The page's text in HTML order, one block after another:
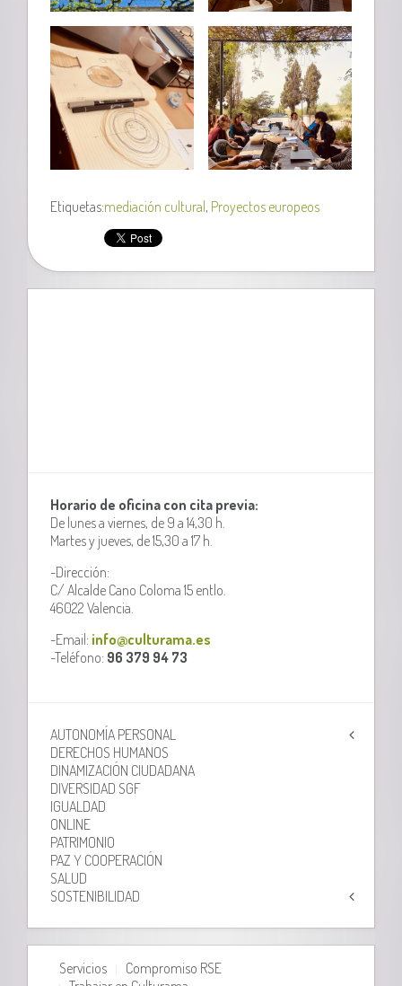
Etiquetas:mediación cultural, Proyectos europeos
Horario de oficina con cita previa:
De lunes a viernes, de 9 a 14,30 h.
Martes y jueves, de 15,30 a 17 h.
-Dirección:
C/ Alcalde Cano Coloma 15 entlo.
46022 Valencia.
-Email: info@culturama.es
-Teléfono: 96 379 94 73
AUTONOMÍA PERSONAL
DERECHOS HUMANOS
DINAMIZACIÓN CIUDADANA
DIVERSIDAD SGF
IGUALDAD
ONLINE
PATRIMONIO
PAZ Y COOPERACIÓN
SALUD
SOSTENIBILIDAD
Servicios
Compromiso RSE